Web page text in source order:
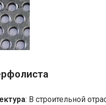
: В строительной